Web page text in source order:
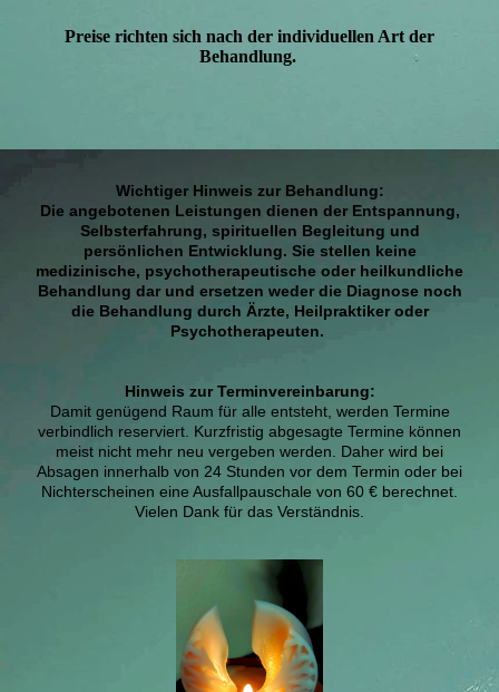
Preise richten sich nach der individuellen Art der
Behandlung.
Wichtiger Hinweis zur Behandlung:
Die angebotenen Leistungen dienen der Entspannung,
Selbsterfahrung, spirituellen Begleitung und
persönlichen Entwicklung. Sie stellen keine
medizinische, psychotherapeutische oder heilkundliche
Behandlung dar und ersetzen weder die Diagnose noch
die Behandlung durch Ärzte, Heilpraktiker oder
Psychotherapeuten.
Hinweis zur Terminvereinbarung:
Damit genügend Raum für alle entsteht, werden Termine
verbindlich reserviert. Kurzfristig abgesagte Termine können
meist nicht mehr neu vergeben werden. Daher wird bei
Absagen innerhalb von 24 Stunden vor dem Termin oder bei
Nichterscheinen eine Ausfallpauschale von 60 € berechnet.
Vielen Dank für das Verständnis.